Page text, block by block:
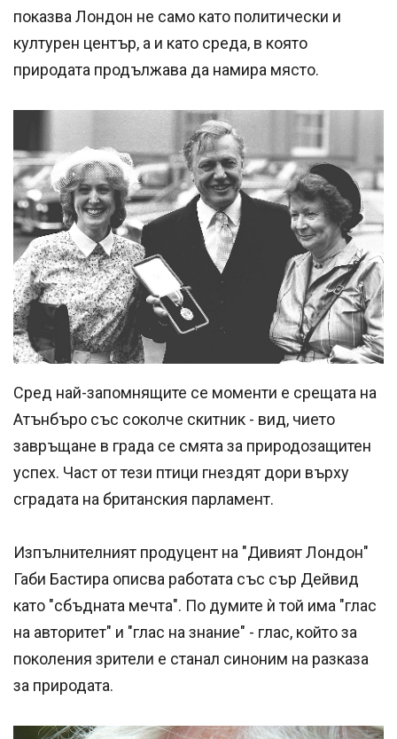
показва Лондон не само като политически и
културен център, а и като среда, в която
природата продължава да намира място.
Сред най-запомнящите се моменти е срещата на
Атънбъро със соколче скитник - вид, чието
завръщане в града се смята за природозащитен
успех. Част от тези птици гнездят дори върху
сградата на британския парламент.
Изпълнителният продуцент на "Дивият Лондон"
Габи Бастира описва работата със сър Дейвид
като "сбъдната мечта". По думите ѝ той има "глас
на авторитет" и "глас на знание" - глас, който за
поколения зрители е станал синоним на разказа
за природата.